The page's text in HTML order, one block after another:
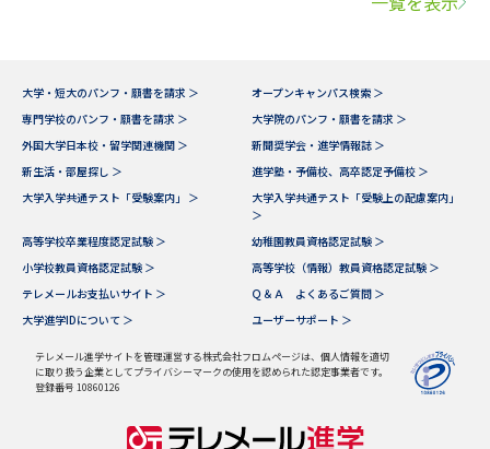
大学・短大のパンフ・願書を請求 ＞
オープンキャンパス検索 ＞
専門学校のパンフ・願書を請求 ＞
大学院のパンフ・願書を請求 ＞
外国大学日本校・留学関連機関 ＞
新聞奨学会・進学情報誌 ＞
新生活・部屋探し ＞
進学塾・予備校、高卒認定予備校 ＞
大学入学共通テスト「受験案内」 ＞
大学入学共通テスト「受験上の配慮案内」
＞
高等学校卒業程度認定試験 ＞
幼稚園教員資格認定試験 ＞
小学校教員資格認定試験 ＞
高等学校（情報）教員資格認定試験 ＞
テレメールお支払いサイト ＞
Ｑ＆Ａ よくあるご質問 ＞
大学進学IDについて ＞
ユーザーサポート ＞
テレメール進学サイトを管理運営する株式会社フロムページは、個人情報を適切
に取り扱う企業としてプライバシーマークの使用を認められた認定事業者です。
登録番号 10860126